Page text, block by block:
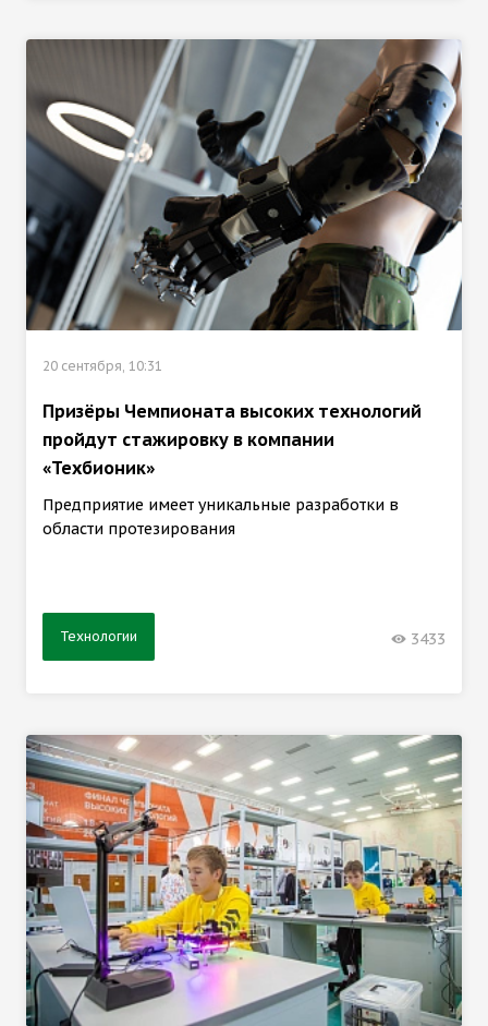
20 сентября, 10:31
Призёры Чемпионата высоких технологий
пройдут стажировку в компании
«Техбионик»
Предприятие имеет уникальные разработки в
области протезирования
Технологии 3433